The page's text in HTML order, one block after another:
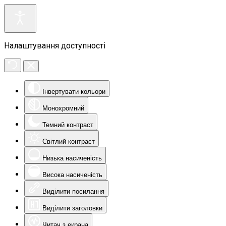
Налаштування доступності
Інвертувати кольори
Монохромний
Темний контраст
Світлий контраст
Низька насиченість
Висока насиченість
Виділити посилання
Виділити заголовки